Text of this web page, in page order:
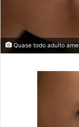
Quase todo adulto